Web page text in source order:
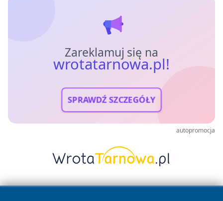
Zareklamuj się na
wrotatarnowa.pl!
SPRAWDŹ SZCZEGÓŁY
autopromocja